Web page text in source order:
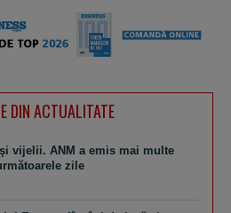
DIN ACTUALITATE
vijelii. ANM a emis mai multe
zile